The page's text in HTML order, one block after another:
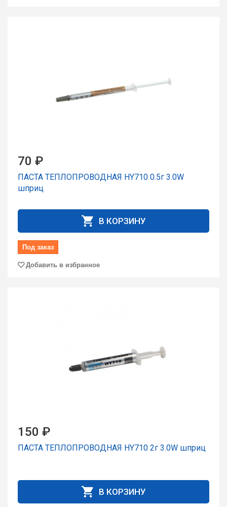
70 ₽
ПАСТА ТЕПЛОПРОВОДНАЯ HY710 0.5г 3.0W
шпpиц
В КОРЗИНУ
Под заказ
Добавить в избранное
150 ₽
ПАСТА ТЕПЛОПРОВОДНАЯ HY710 2г 3.0W шпpиц
В КОРЗИНУ